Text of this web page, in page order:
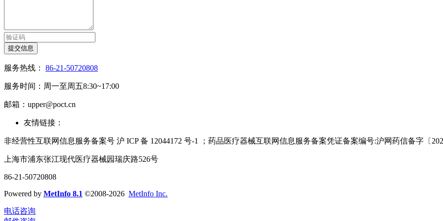
提交信息
服务热线： 86-21-50720808
服务时间：周一至周五8:30~17:00
邮箱：upper@poct.cn
友情链接：
非经营性互联网信息服务备案号 沪 ICP 备 12044172 号-1 ；药品医疗器械互联网信息服务备案凭证备案编号:沪网药信备字〔
上海市浦东张江现代医疗器械园瑞庆路526号
86-21-50720808
Powered by MetInfo 8.1 ©2008-2026 MetInfo Inc.
电话咨询